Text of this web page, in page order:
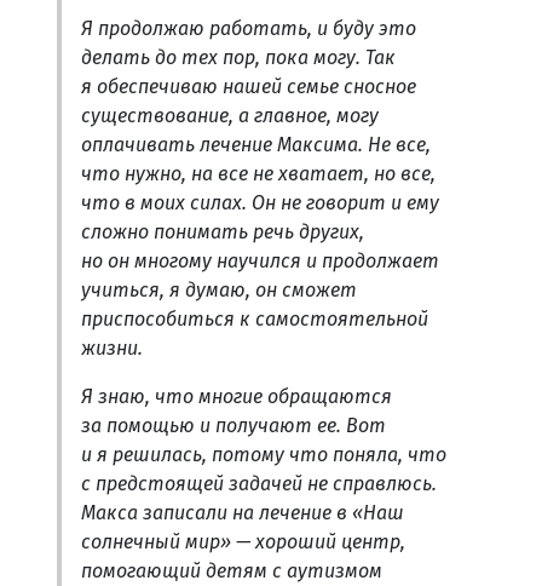
Я продолжаю работать, и буду это
делать до тех пор, пока могу. Так
я обеспечиваю нашей семье сносное
существование, а главное, могу
оплачивать лечение Максима. Не все,
что нужно, на все не хватает, но все,
что в моих силах. Он не говорит и ему
сложно понимать речь других,
но он многому научился и продолжает
учиться, я думаю, он сможет
приспособиться к самостоятельной
жизни.
Я знаю, что многие обращаются
за помощью и получают ее. Вот
и я решилась, потому что поняла, что
с предстоящей задачей не справлюсь.
Макса записали на лечение в «Наш
солнечный мир» — хороший центр,
помогающий детям с аутизмом